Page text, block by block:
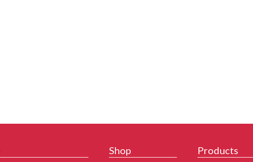
Shop Products